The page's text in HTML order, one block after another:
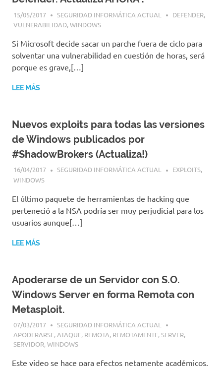
15/05/2017 SEGURIDAD INFORMÁTICA ACTUAL DEFENDER,
VULNERABILIDAD,WINDOWS
Si Microsoft decide sacar un parche fuera de ciclo para
solventar una vulnerabilidad en cuestión de horas, será
porque es grave,[…]
LEE MÁS
Nuevos exploits para todas las versiones
de Windows publicados por
#ShadowBrokers (Actualiza!)
16/04/2017 SEGURIDAD INFORMÁTICA ACTUAL EXPLOITS,
WINDOWS
El último paquete de herramientas de hacking que
perteneció a la NSA podría ser muy perjudicial para los
usuarios aunque[…]
LEE MÁS
Apoderarse de un Servidor con S.O.
Windows Server en forma Remota con
Metasploit.
07/03/2017
SEGURIDAD INFORMÁTICA ACTUAL
APODERARSE,ATAQUE, REMOTA, REMOTAMENTE,SERVER,
SERVIDOR,WINDOWS
Este video se hace para efectos netamente académicos.